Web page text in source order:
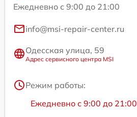
Ежедневно с 9:00 до 21:00
info@msi-repair-center.ru
Одесская улица, 59
Адрес сервисного центра MSI
Режим работы:
Ежедневно с 9:00 до 21:00